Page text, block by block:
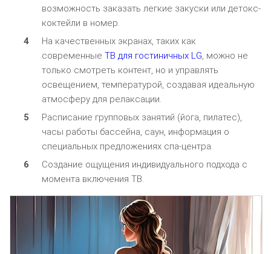
возможность заказать легкие закуски или детокс-
коктейли в номер.
На качественных экранах, таких как
современные ТВ для гостиничных LG, можно не
только смотреть контент, но и управлять
освещением, температурой, создавая идеальную
атмосферу для релаксации.
Расписание групповых занятий (йога, пилатес),
часы работы бассейна, саун, информация о
специальных предложениях спа-центра.
Создание ощущения индивидуального подхода с
момента включения ТВ.